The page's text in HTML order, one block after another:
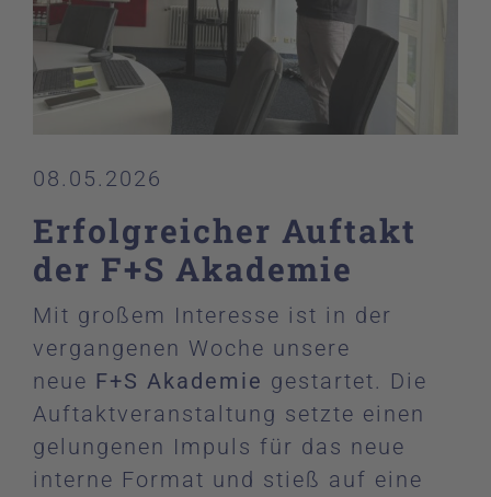
08.05.2026
Erfolgreicher Auftakt
der F+S Akademie
Mit großem Interesse ist in der
vergangenen Woche unsere
neue F+S Akademie gestartet. Die
Auftaktveranstaltung setzte einen
gelungenen Impuls für das neue
interne Format und stieß auf eine